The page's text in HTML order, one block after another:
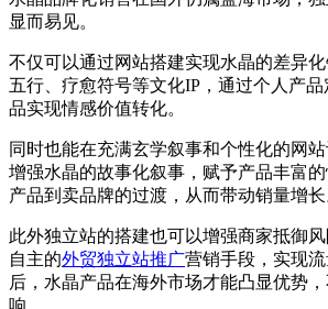
显而易见。
不仅可以通过网站搭建实现水晶的差异
五行、疗愈符号等文化IP，通过个人产
品实现情感价值转化。
同时也能在充满玄学叙事和个性化的网
增强水晶的故事化叙事，赋予产品丰富
产品到卖品牌的过渡，从而带动销量增长
此外独立站的搭建也可以增强商家抵御
自主的外贸独立站推广营销手段，实现
后，水晶产品在海外市场才能凸显优势